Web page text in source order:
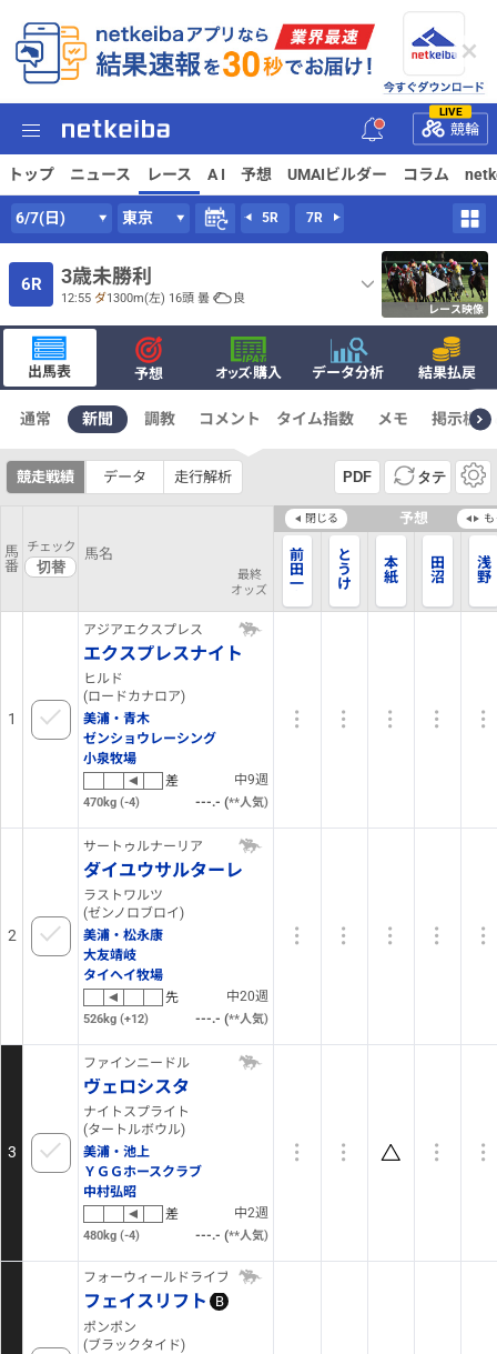
LIVE
競輪
トップ ニュース レース A I 予想 UMAIビルダー コラム
6/7(日) 東京 5R 7R
6R 3歳未勝利
12:55 ダ1300m(左) 16頭 曇 良
レース映像
出馬表 予想 オッズ·購入 データ分析 結果払戻
通常 新聞 調教 コメント タイム指数 メモ 掲示板
競走戦績 データ 走行解析 PDF タテ
馬
番
チェック 馬名
最終
オッズ
閉じる 予想
前
田
一
と
う
け
本
紙
田
沼
浅
野
1
アジアエクスプレス
エクスプレスナイト
ヒルド
(ロードカナロア)
美浦・青木
ゼンショウレーシング
小泉牧場
差
中9週
470kg (-4) (15人気)
2
サートゥルナーリア
ダイユウサルターレ
ラストワルツ
(ゼンノロブロイ)
美浦・松永康
大友靖岐
タイヘイ牧場
先
中20週
526kg (+12) (12人気)
3
ファインニードル
ヴェロシスタ
ナイトスプライト
(タートルボウル)
美浦・池上
ＹＧＧホースクラブ
中村弘昭
差
中2週
480kg (-4) (9人気)
フォーウィールドライブ
フェイスリフト B
ポンポン
(ブラックタイド)